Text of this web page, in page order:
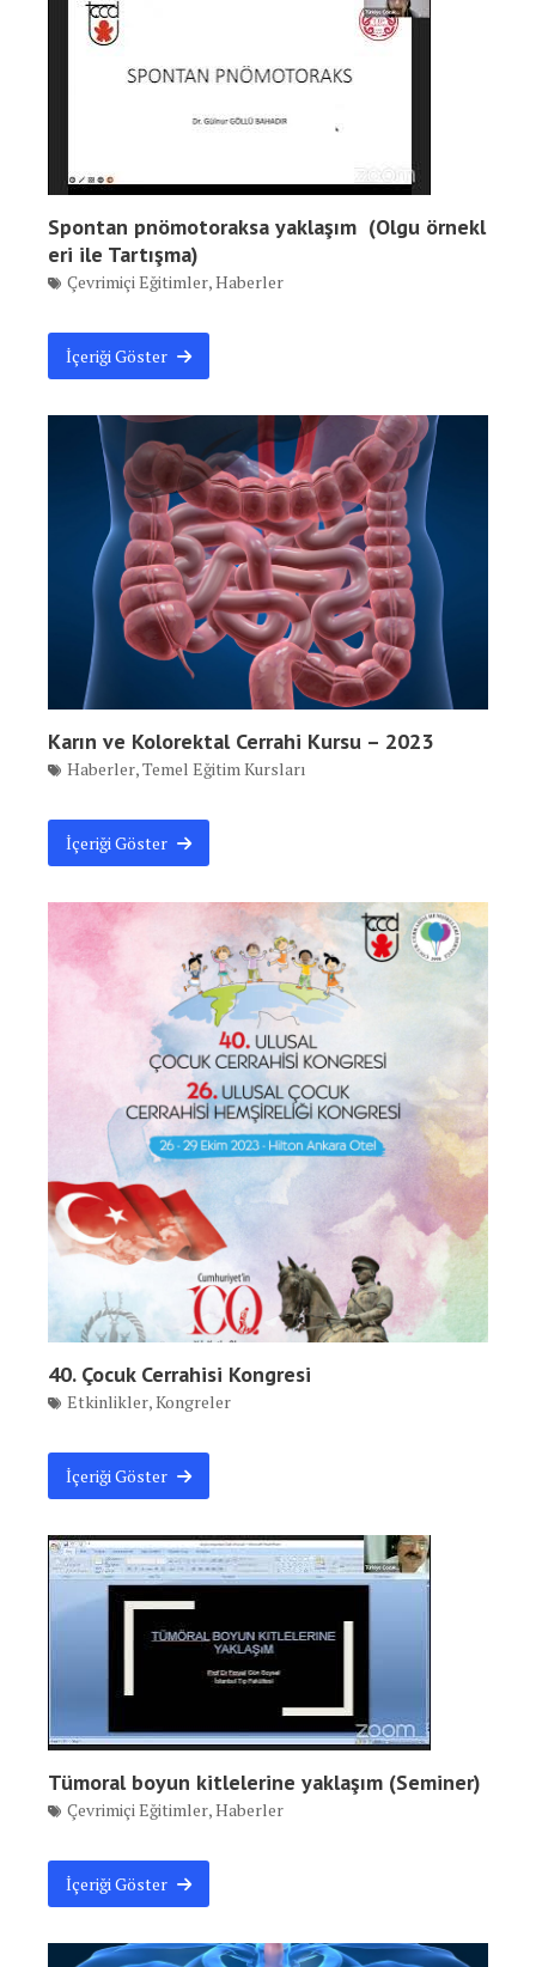
Spontan pnömotoraksa yaklaşım (Olgu örnekl
eri ile Tartışma)
Çevrimiçi Eğitimler,Haberler
İçeriği Göster
Karın ve Kolorektal Cerrahi Kursu – 2023
Haberler,Temel Eğitim Kursları
İçeriği Göster
40. Çocuk Cerrahisi Kongresi
Etkinlikler,Kongreler
İçeriği Göster
Tümoral boyun kitlelerine yaklaşım (Seminer)
Çevrimiçi Eğitimler,Haberler
İçeriği Göster